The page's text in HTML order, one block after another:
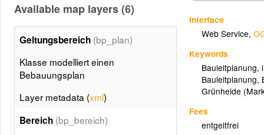
Interface
Web Service,
Keywords
Bauleitplanung,
Bauleitplanung,
Grünheide
Fees
entgeltfrei
Available map layers (6)
Geltungsbereich (bp_plan)
Klasse modelliert einen
Bebauungsplan
Layer metadata (xml)
Bereich (bp_bereich)